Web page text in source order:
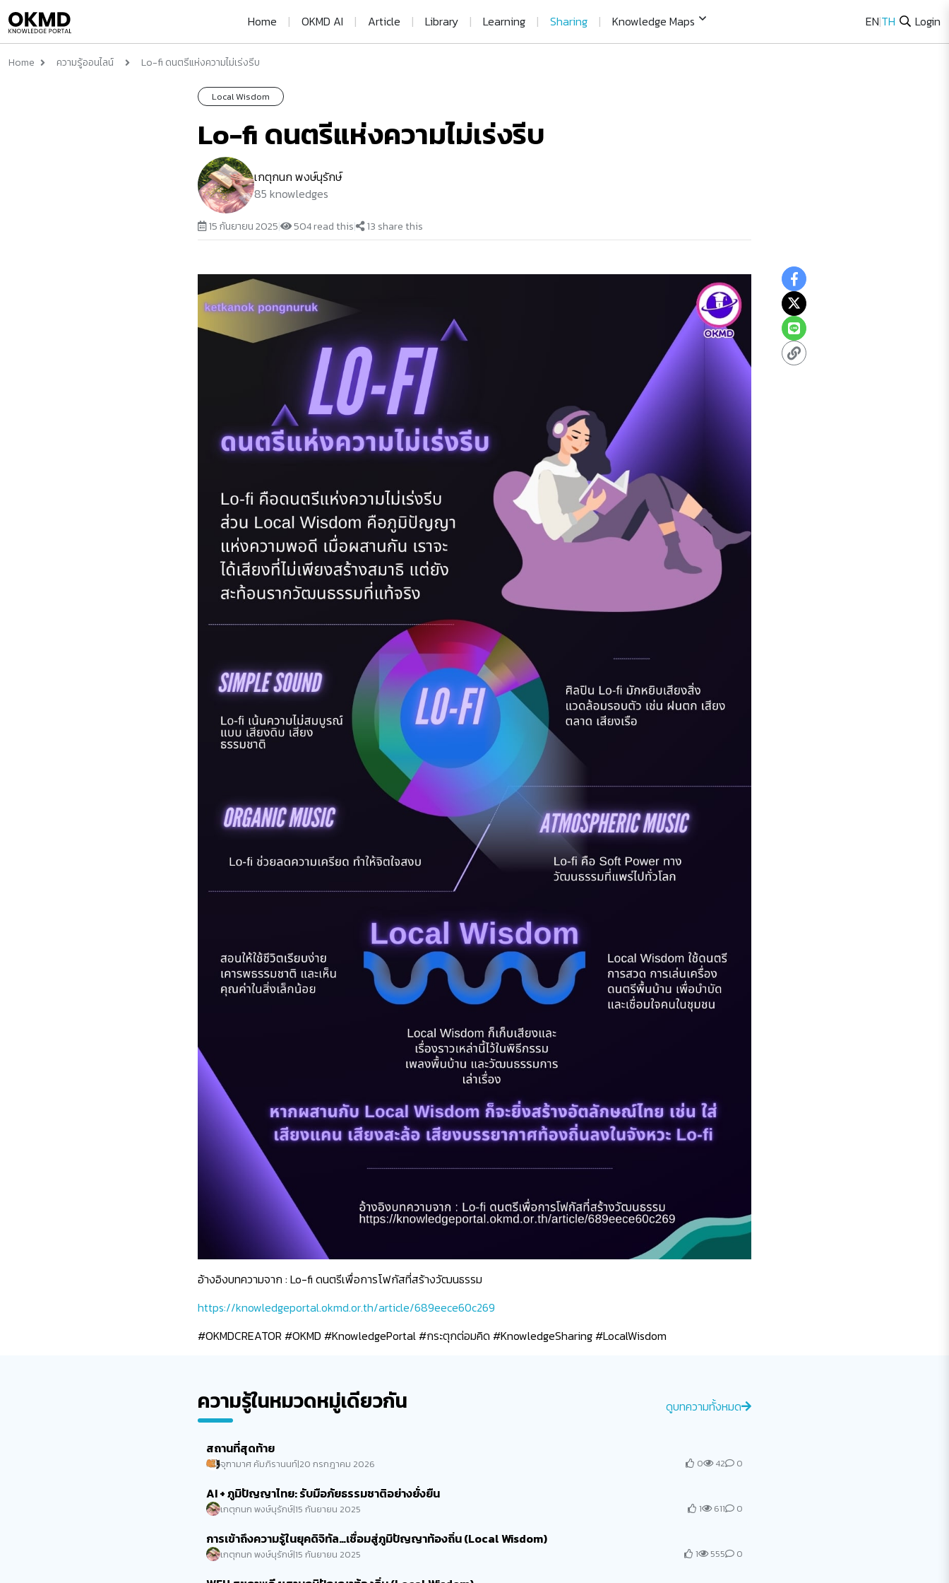
Home | OKMD AI | Article | Library | Learning | Sharing | Knowledge Maps EN|TH Login
Home ความรู้ออนไลน์ Lo-fi ดนตรีแห่งความไม่เร่งรีบ
Local Wisdom
Lo-fi ดนตรีแห่งความไม่เร่งรีบ
เกตุกนก พงษ์นุรักษ์
85 knowledges
15 กันยายน 2025| 504 read this| 13 share this
อ้างอิงบทความจาก : Lo-fi ดนตรีเพื่อการโฟกัสที่สร้างวัฒนธรรม
https://knowledgeportal.okmd.or.th/article/689eece60c269
#OKMDCREATOR #OKMD #KnowledgePortal #กระตุกต่อมคิด #KnowledgeSharing #LocalWisdom
ความรู้ในหมวดหมู่เดียวกัน ดูบทความทั้งหมด
สถานที่สุดท้าย
จุฑามาศ คัมภิรานนท์|20 กรกฎาคม 2026 0 42 0
AI + ภูมิปัญญาไทย: รับมือภัยธรรมชาติอย่างยั่งยืน
เกตุกนก พงษ์นุรักษ์|15 กันยายน 2025 1 611 0
การเข้าถึงความรู้ในยุคดิจิทัล…เชื่อมสู่ภูมิปัญญาท้องถิ่น (Local Wisdom)
เกตุกนก พงษ์นุรักษ์|15 กันยายน 2025 1 555 0